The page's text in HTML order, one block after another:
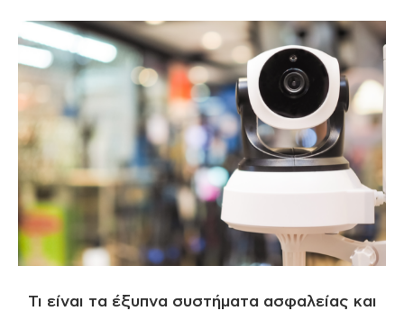
Τι είναι τα έξυπνα συστήματα ασφαλείας και